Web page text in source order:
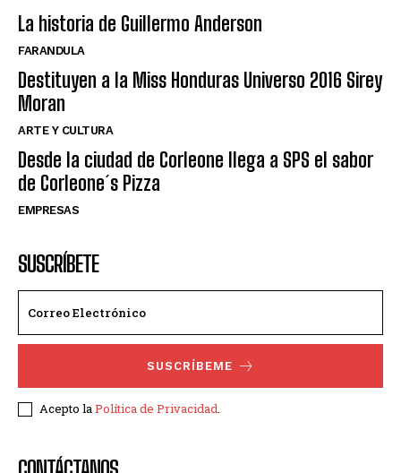
La historia de Guillermo Anderson
FARANDULA
Destituyen a la Miss Honduras Universo 2016 Sirey
Moran
ARTE Y CULTURA
Desde la ciudad de Corleone llega a SPS el sabor
de Corleone´s Pizza
EMPRESAS
SUSCRÍBETE
SUSCRÍBEME
Acepto laPolítica de Privacidad.